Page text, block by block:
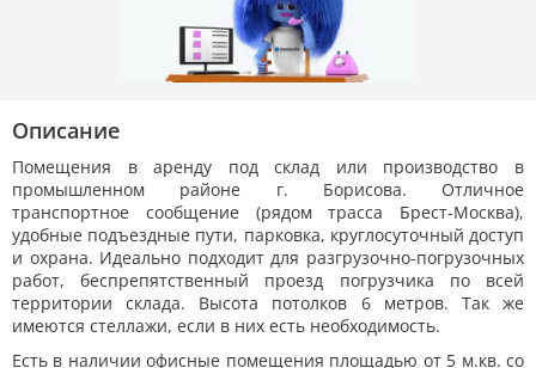
Описание
Помещения в аренду под склад или производство в
промышленном районе г. Борисова. Отличное
транспортное сообщение (рядом трасса Брест-Москва),
удобные подъездные пути, парковка, круглосуточный доступ
и охрана. Идеально подходит для разгрузочно-погрузочных
работ, беспрепятственный проезд погрузчика по всей
территории склада. Высота потолков 6 метров. Так же
имеются стеллажи, если в них есть необходимость.
Есть в наличии офисные помещения площадью от 5 м.кв. со